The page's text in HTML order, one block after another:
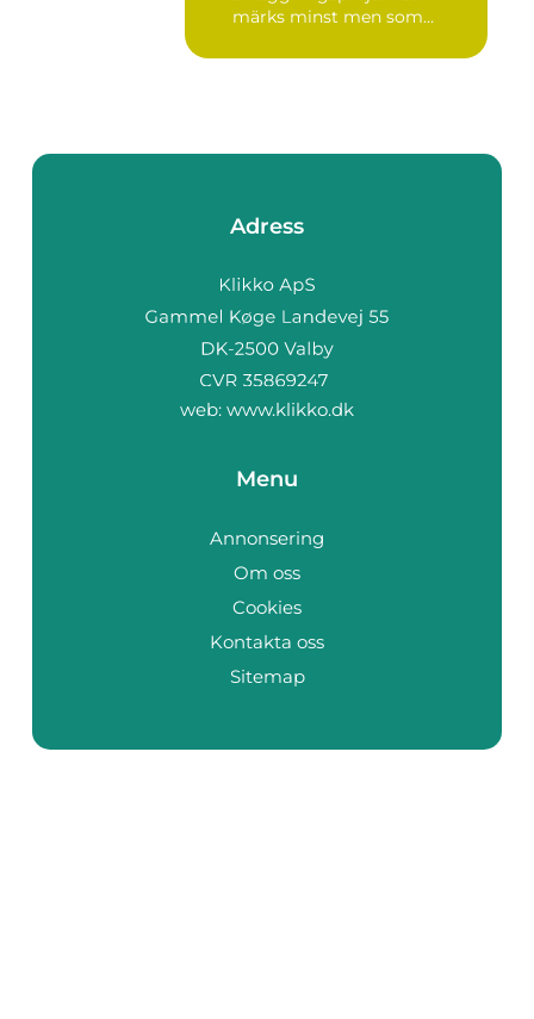
märks minst men som
Adress
web: www.klikko.dk
Menu
Annonsering
Om oss
Cookies
Kontakta oss
Sitemap